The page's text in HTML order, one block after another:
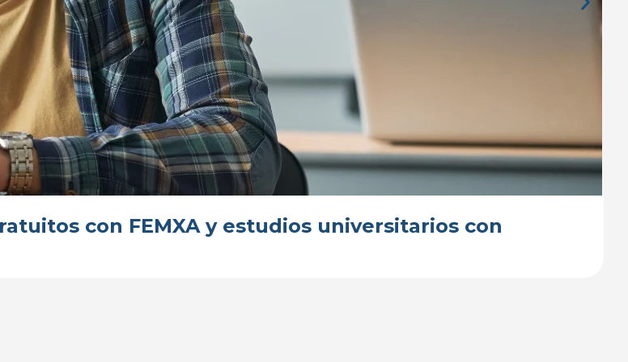
con FEMXA y estudios universitarios con